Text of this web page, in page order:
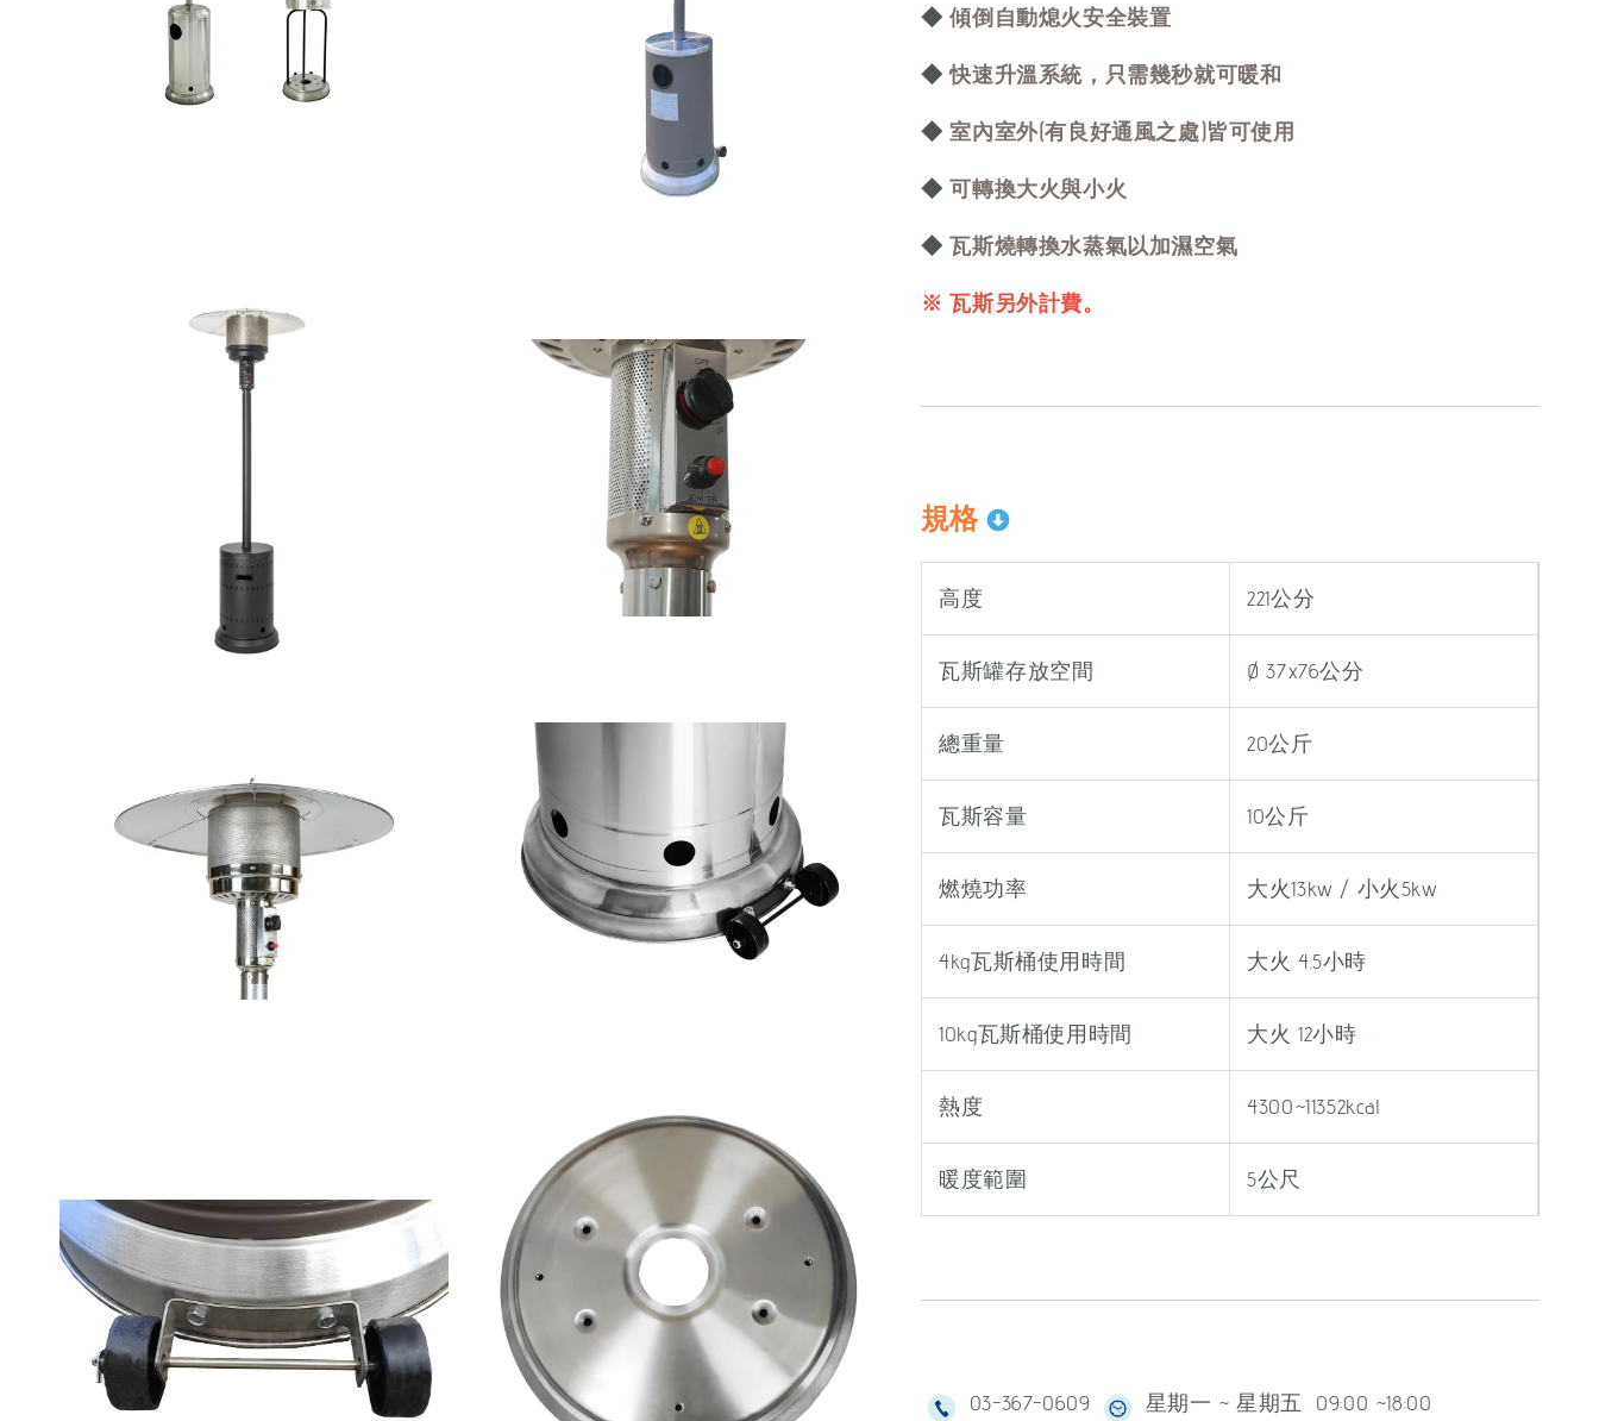
◆傾倒 自動熄火安全裝置
◆快速升溫系統，只需幾秒就可暖和
◆室內室外(有良好通風之處)皆可使用
◆可轉換大火與小火
◆瓦斯燒轉換水蒸氣以加濕空氣
※ 瓦斯另外計費。
規格
高度 221公分
瓦斯罐存放空間 Ø 37x76公分
總重量 20公斤
瓦斯容量 10公斤
燃燒功率 大火13kw / 小火5kw
4kg瓦斯桶使用時間 大火 4.5小時
10kg瓦斯桶使用時間 大火 12小時
熱度 4300~11352kcal
暖度範圍 5公尺
03-367-0609 星期一 ~ 星期五 09:00 ~18:00